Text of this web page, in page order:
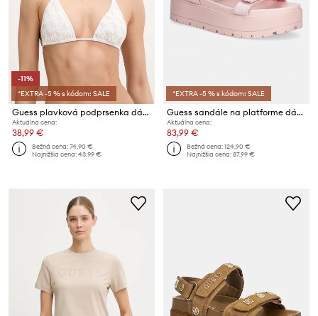
-11%
*EXTRA -5 % s kódom: SALE
Guess plavková podprsenka dámska DIANE
Aktuálna cena:
38,99 €
Bežná cena:74,90 €
Najnižšia cena:43,99 €
*EXTRA -5 % s kódom: SALE
Guess sandále na platforme dámske FETTA
Aktuálna cena:
83,99 €
Bežná cena:124,90 €
Najnižšia cena:87,99 €